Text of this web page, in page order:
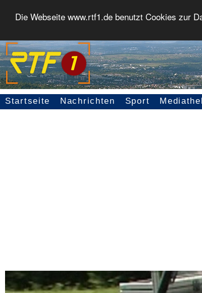
Die Webseite www.rtf1.de benutzt Cookies zur
Seitennavigation
Startseite Nachrichten Sport